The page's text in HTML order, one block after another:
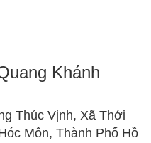
Khánh
Thúc Vịnh, Xã Thới
Môn, Thành Phố Hồ